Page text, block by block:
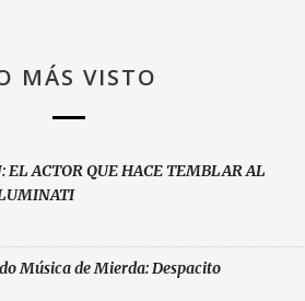
MÁS VISTO
EL ACTOR QUE HACE TEMBLAR AL
Música de Mierda: Despacito